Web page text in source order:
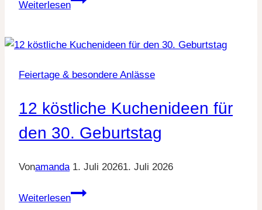
Weiterlesen
für
30.
mit
Wow
Effekt
Feiertage & besondere Anlässe
12 köstliche Kuchenideen für
den 30. Geburtstag
Vonamanda 1. Juli 20261. Juli 2026
Weiterlesen
12